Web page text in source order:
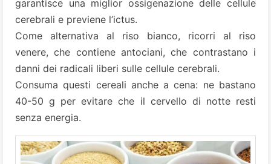
garantisce una miglior ossigenazione delle cellule
cerebrali e previene l’ictus.
Come alternativa al riso bianco, ricorri al riso
venere, che contiene antociani, che contrastano i
danni dei radicali liberi sulle cellule cerebrali.
Consuma questi cereali anche a cena: ne bastano
40-50 g per evitare che il cervello di notte resti
senza energia.